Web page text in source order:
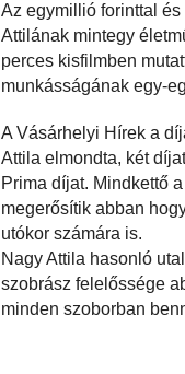
Az egymillió forinttal
Attilának mintegy
perces kisfilmben
munkásságának egy-
A Vásárhelyi Hírek a
Attila elmondta, két
Prima díjat. Mindkettő
megerősítik abban
utókor számára is.
Nagy Attila hasonló
szobrász felelőssége
minden szoborban